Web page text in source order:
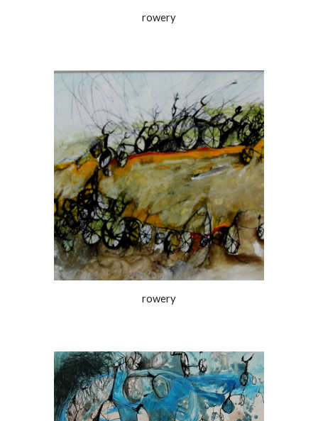
rowery
rowery